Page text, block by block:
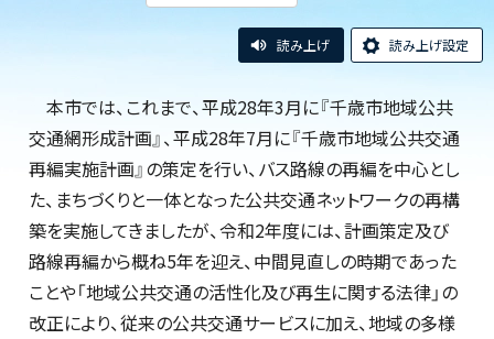
読み上げ 読み上げ設定
本市では、これまで、平成28年3月に『千歳市地域公共
交通網形成計画』、平成28年7月に『千歳市地域公共交通
再編実施計画』の策定を行い、バス路線の再編を中心とし
た、まちづくりと一体となった公共交通ネットワークの再構
築を実施してきましたが、令和2年度には、計画策定及び
路線再編から概ね5年を迎え、中間見直しの時期であった
ことや「地域公共交通の活性化及び再生に関する法律」の
改正により、従来の公共交通サービスに加え、地域の多様